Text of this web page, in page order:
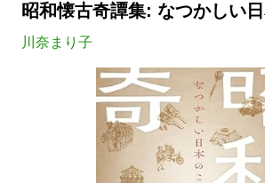
昭和懐古奇譚集: なつかしい
川奈まり子